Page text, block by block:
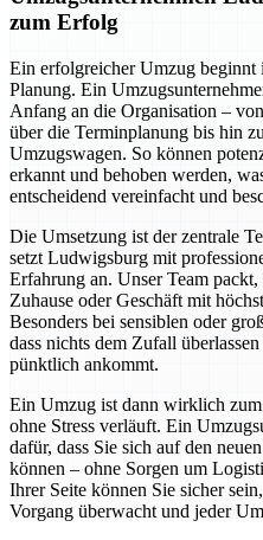
zum Erfolg
Ein erfolgreicher Umzug beginnt
Planung. Ein
Anfang an die Organisation –
über die Terminplanung bis hin
Umzugswagen. So können
erkannt und behoben werden,
entscheidend vereinfacht und
Die Umsetzung ist der zentrale
setzt Ludwigsburg mit
Erfahrung an. Unser Team
Zuhause oder Geschäft mit
Besonders bei sensiblen oder
dass nichts dem Zufall
pünktlich ankommt.
Ein Umzug ist dann wirklich
ohne Stress verläuft. Ein
dafür, dass Sie sich auf den
können – ohne Sorgen um
Ihrer Seite können Sie sicher
Vorgang überwacht und jeder